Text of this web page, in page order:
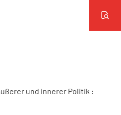
und innerer Politik :